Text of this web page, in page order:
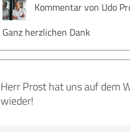
Kommentar von Udo
Ganz herzlichen Dank
Herr Prost hat uns auf dem
wieder!